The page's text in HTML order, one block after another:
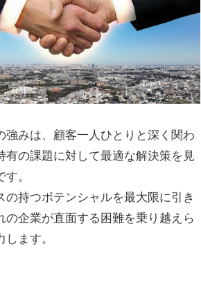
強みは、顧客一人ひとりと深く関わ
有の課題に対して最適な解決策を見
。
の持つポテンシャルを最大限に引き
の企業が直面する困難を乗り越えら
ます。